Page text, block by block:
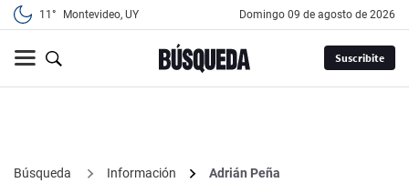
11° Montevideo, UY domingo 09 de agosto de 2026
Suscribite
Búsqueda Información
Adrián Peña